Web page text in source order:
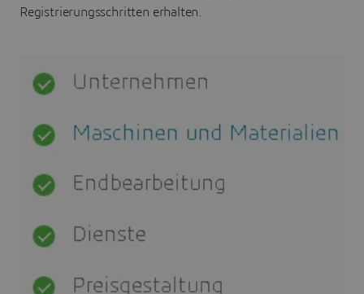
Registrierungsschritten erhalten.